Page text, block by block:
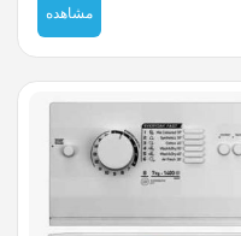
مشاهده